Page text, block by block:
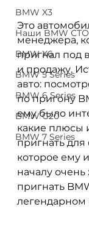
BMW X3
Наши BMW СТО
BMW X6
BMW 5 Series
BMW 6 Series
BMW G20
BMW 7 Series
Это
менеджера,
пригнал под
и продажу.
авто:
по пригону
ему было
какие плюсы
пригнать для
которое ему
началу очень
пригнать
легендарном